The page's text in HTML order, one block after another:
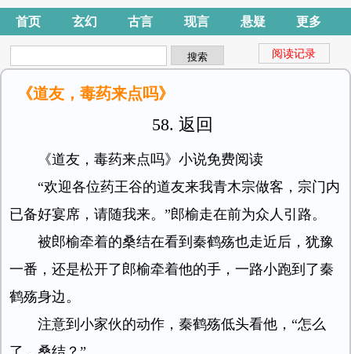
首页 玄幻 古言 现言 悬疑 更多
阅读记录
《道友，毒药来点吗》
58. 返回
《道友，毒药来点吗》小说免费阅读
“欢迎各位药王谷的道友来我青木宗做客，宗门内
已备好宴席，请随我来。”郎榆走在前为众人引路。
被郎榆牵着的桑结在看到秦鹤殇也走近后，犹豫
一番，还是松开了郎榆牵着他的手，一路小跑到了秦
鹤殇身边。
注意到小家伙的动作，秦鹤殇低头看他，“怎么